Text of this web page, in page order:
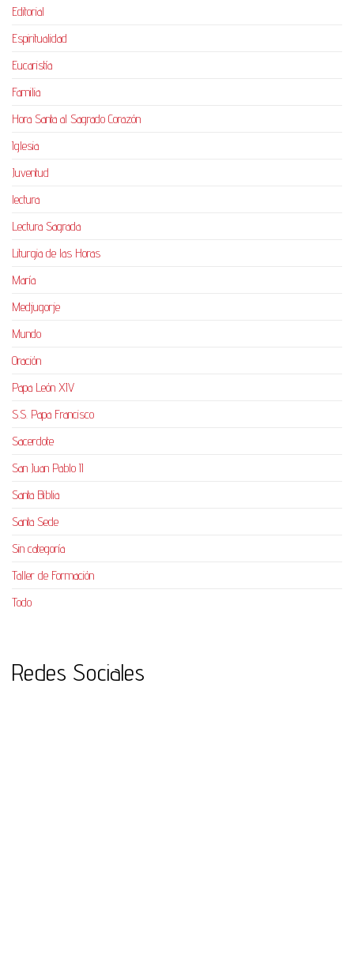
Editorial
Espiritualidad
Eucaristía
Familia
Hora Santa al Sagrado Corazón
Iglesia
Juventud
lectura
Lectura Sagrada
Liturgia de las Horas
María
Medjugorje
Mundo
Oración
Papa León XIV
S.S. Papa Francisco
Sacerdote
San Juan Pablo II
Santa Biblia
Santa Sede
Sin categoría
Taller de Formación
Todo
Redes Sociales